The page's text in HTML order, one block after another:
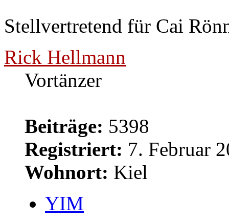
Stellvertretend für Cai
Rick Hellmann
Vortänzer
Beiträge: 5398
Registriert: 7. Februar
Wohnort: Kiel
YIM